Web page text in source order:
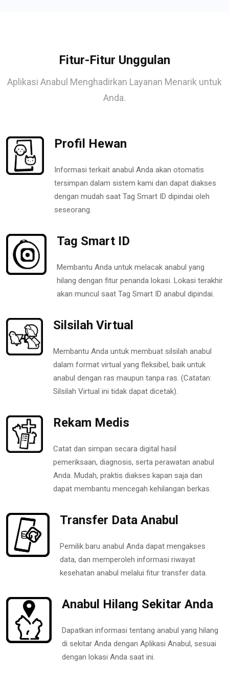
Fitur-Fitur Unggulan
Aplikasi Anabul Menghadirkan Layanan Menarik untuk
Anda.
Profil Hewan
Informasi terkait anabul Anda akan otomatis
tersimpan dalam sistem kami dan dapat diakses
dengan mudah saat Tag Smart ID dipindai oleh
seseorang.
Tag Smart ID
Membantu Anda untuk melacak anabul yang
hilang dengan fitur penanda lokasi. Lokasi terakhir
akan muncul saat Tag Smart ID anabul dipindai.
Silsilah Virtual
Membantu Anda untuk membuat silsilah anabul
dalam format virtual yang fleksibel, baik untuk
anabul dengan ras maupun tanpa ras. (Catatan:
Silsilah Virtual ini tidak dapat dicetak).
Rekam Medis
Catat dan simpan secara digital hasil
pemeriksaan, diagnosis, serta perawatan anabul
Anda. Mudah, praktis diakses kapan saja dan
dapat membantu mencegah kehilangan berkas.
Transfer Data Anabul
Pemilik baru anabul Anda dapat mengakses
data, dan memperoleh informasi riwayat
kesehatan anabul melalui fitur transfer data.
Anabul Hilang Sekitar Anda
Dapatkan informasi tentang anabul yang hilang
di sekitar Anda dengan Aplikasi Anabul, sesuai
dengan lokasi Anda saat ini.